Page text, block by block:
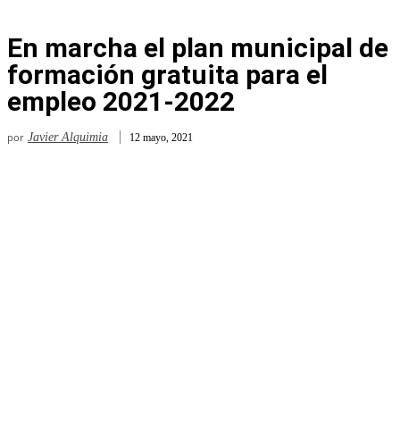
En marcha el plan municipal de
formación gratuita para el
empleo 2021-2022
por Javier Alquimia 12 mayo, 2021